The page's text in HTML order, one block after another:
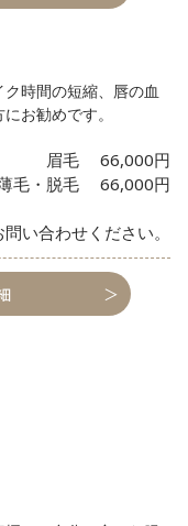
時間の短縮、唇の血
お勧めです。
眉毛 66,000円
毛・脱毛 66,000円
い合わせください。